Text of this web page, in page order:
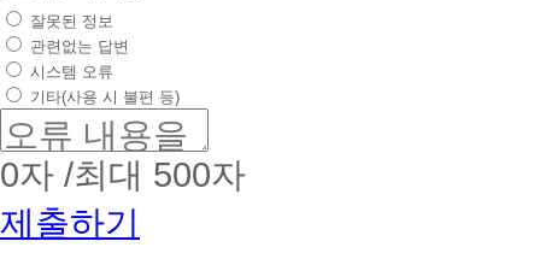
잘못된 정보
관련없는 답변
시스템 오류
기타(사용 시 불편 등)
0자 /최대 500자
제출하기